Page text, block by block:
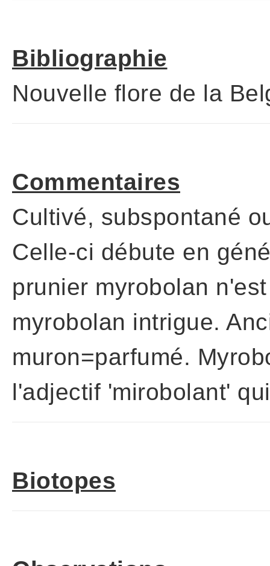
Bibliographie
Nouvelle flore de la
Commentaires
Cultivé, subspontané
Celle-ci débute en
prunier myrobolan
myrobolan intrigue.
muron=parfumé.
l'adjectif 'mirobolant'
Biotopes